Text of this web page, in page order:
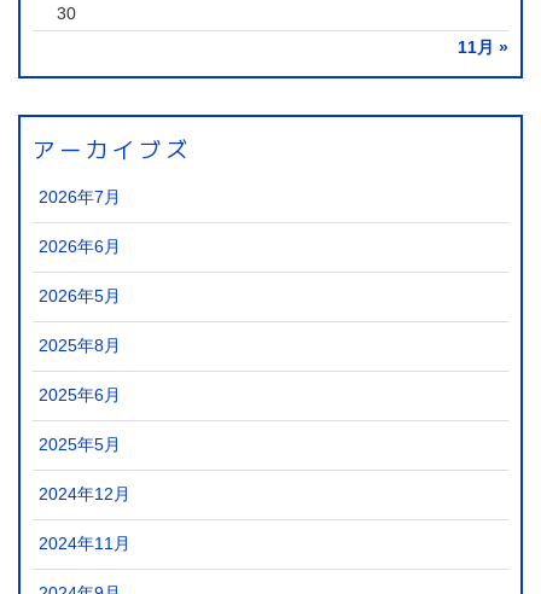
11月 »
30
アーカイブズ
2026年7月
2026年6月
2026年5月
2025年8月
2025年6月
2025年5月
2024年12月
2024年11月